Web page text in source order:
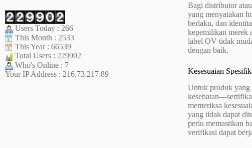
Bagi distributor
yang menyatakan
berlaku, dan
kepemilikan merek
label OV tidak
dengan baik.
Kesesuaian
Untuk produk yang
memeriksa
yang tidak dapat
perlu memastikan
verifikasi dapat
Users Today : 266
This Month : 2533
This Year : 66539
Total Users : 229902
Who's Online : 7
Your IP Address : 216.73.217.89